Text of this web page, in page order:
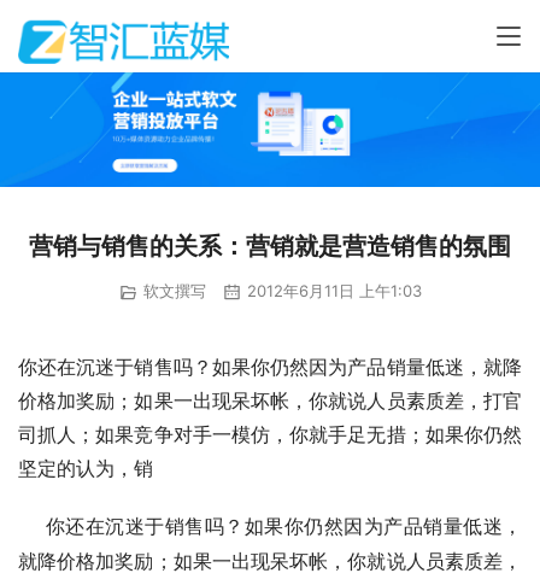
营销与销售的关系：营销就是营造销售的氛围
软文撰写 2012年6月11日 上午1:03
你还在沉迷于销售吗？如果你仍然因为产品销量低迷，就降
价格加奖励；如果一出现呆坏帐，你就说人员素质差，打官
司抓人；如果竞争对手一模仿，你就手足无措；如果你仍然
坚定的认为，销
你还在沉迷于销售吗？如果你仍然因为产品销量低迷，
就降价格加奖励；如果一出现呆坏帐，你就说人员素质差，